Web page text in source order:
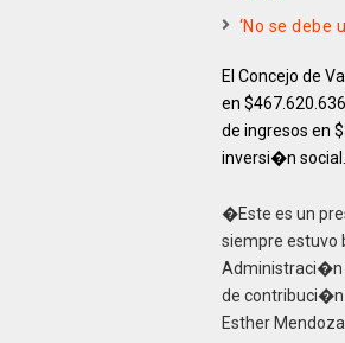
‘No se debe
El Concejo de
en
de ingresos en
inversi�n social.
�Este es un
siempre estuvo
Administraci�n
de
Esther